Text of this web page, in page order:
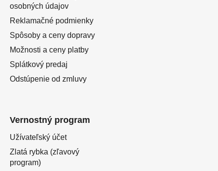
osobných údajov
Reklamačné podmienky
Spôsoby a ceny dopravy
Možnosti a ceny platby
Splátkový predaj
Odstúpenie od zmluvy
Vernostný program
Užívateľský účet
Zlatá rybka (zľavový
program)